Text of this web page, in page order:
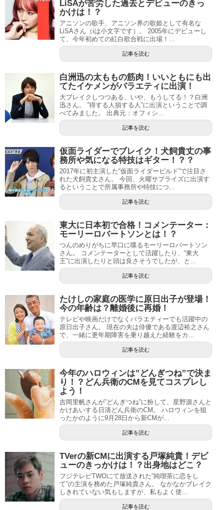
LiSAが苦労した過去とデビューのきっ
かけは！？
アニソンの歌手、アニソン界の歌姫として有名な
LiSAさん（iは小文字です）。 2005年にデビューし
て、今年初めての紅白歌合戦に出場！...
記事を読む
白洲迅の太ももの筋肉！いいともにも出
てたイケメンがバラエティに出演！
大ブレイクしつつある、いや、もうしてる！？白洲
迅さん。 ”得する人損する人”に出演ということで調
べてみました。 出典元：オフィシ...
記事を読む
仮面ライダーでブレイク！犬飼貴丈の事
務所や気になる特技はギター！？？
2017年に初主演した“仮面ライダービルド”で注目さ
れた犬飼貴丈さん。 今回、火曜サプライズに出演す
るということで所属事務所や特技につ...
記事を読む
東大に日本初で合格！コメンテーター：
モーリーロバートソンとは！？
つんのめりがちに早口に喋るモーリーロバートソン
さん。 コメンテーターとして活躍したり、“東大
王”に出演したりと頭は良さそうでしたが、と...
記事を読む
たけしの家庭の医学に原日出子が登場！
今の年齢は？離婚後に再婚！
テレビや映画だけでなくバラエティーでも活躍中の
原日出子さん。 現在の夫は俳優である渡辺裕之さん
で、一緒に更年期障害を乗り越えた経験をカ...
記事を読む
今年のハロウィンは”どんぎつね”で決ま
り！？どん兵衛のCMを見てコスプレし
よう！
吉岡里帆さんが”どんぎつね”に扮して、星野源さんと
かけあいする日清どん兵衛のCM。 ハロウィンを狙
ったかのように9月28日から新CMが...
記事を読む
TVerの新CMに出演する戸塚純貴！デビ
ューのきっかけは！？出身地はどこ？
フジテレビTWOにて放送された”純喫茶に恋をし
て”の主演を務めた戸塚純貴さん。 なかなかブレイク
しきれていない気もしますが、私もよく使...
記事を読む